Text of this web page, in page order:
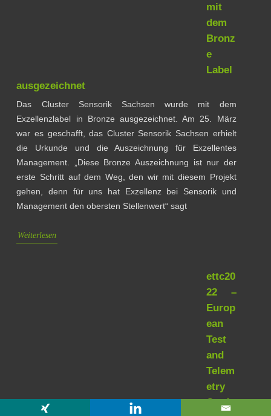
mit
dem
Bronz
e
Label
ausgezeichnet
Das Cluster Sensorik Sachsen wurde mit dem
Exzellenzlabel in Bronze ausgezeichnet. Am 25. März
war es geschafft, das Cluster Sensorik Sachsen erhielt
die Urkunde und die Auszeichnung für Exzellentes
Management. „Diese Bronze Auszeichnung ist nur der
erste Schritt auf dem Weg, den wir mit diesem Projekt
gehen, denn für uns hat Exzellenz bei Sensorik und
Management den obersten Stellenwert“ sagt
Weiterlesen
ettc20
22 –
Europ
ean
Test
and
Telem
etry
Confe